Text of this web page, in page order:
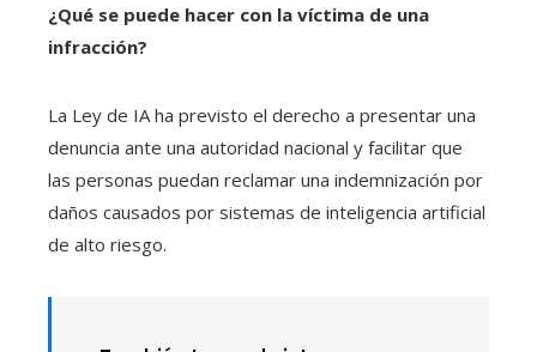
¿Qué se puede hacer con la víctima de una
infracción?
La Ley de IA ha previsto el derecho a presentar una
denuncia ante una autoridad nacional y facilitar que
las personas puedan reclamar una indemnización por
daños causados ​​por sistemas de inteligencia artificial
de alto riesgo.